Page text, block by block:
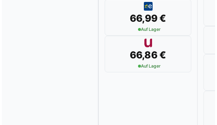
66,99 €
Auf Lager
66,86 €
Auf Lager